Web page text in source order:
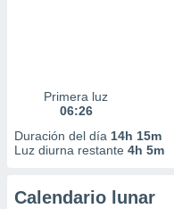
Primera luz
06:26
Duración del día 14h 15m
Luz diurna restante 4h 5m
Calendario lunar